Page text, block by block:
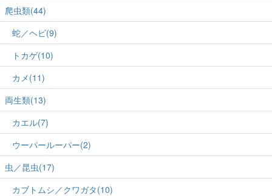
爬虫類(44)
蛇／ヘビ(9)
トカゲ(10)
カメ(11)
両生類(13)
カエル(7)
ウーパールーパー(2)
虫／昆虫(17)
カブトムシ／クワガタ(10)